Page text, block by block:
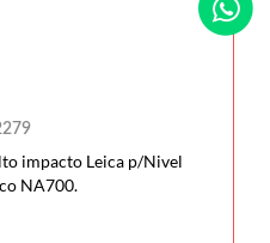
impacto Leica p/Nivel
NA700.